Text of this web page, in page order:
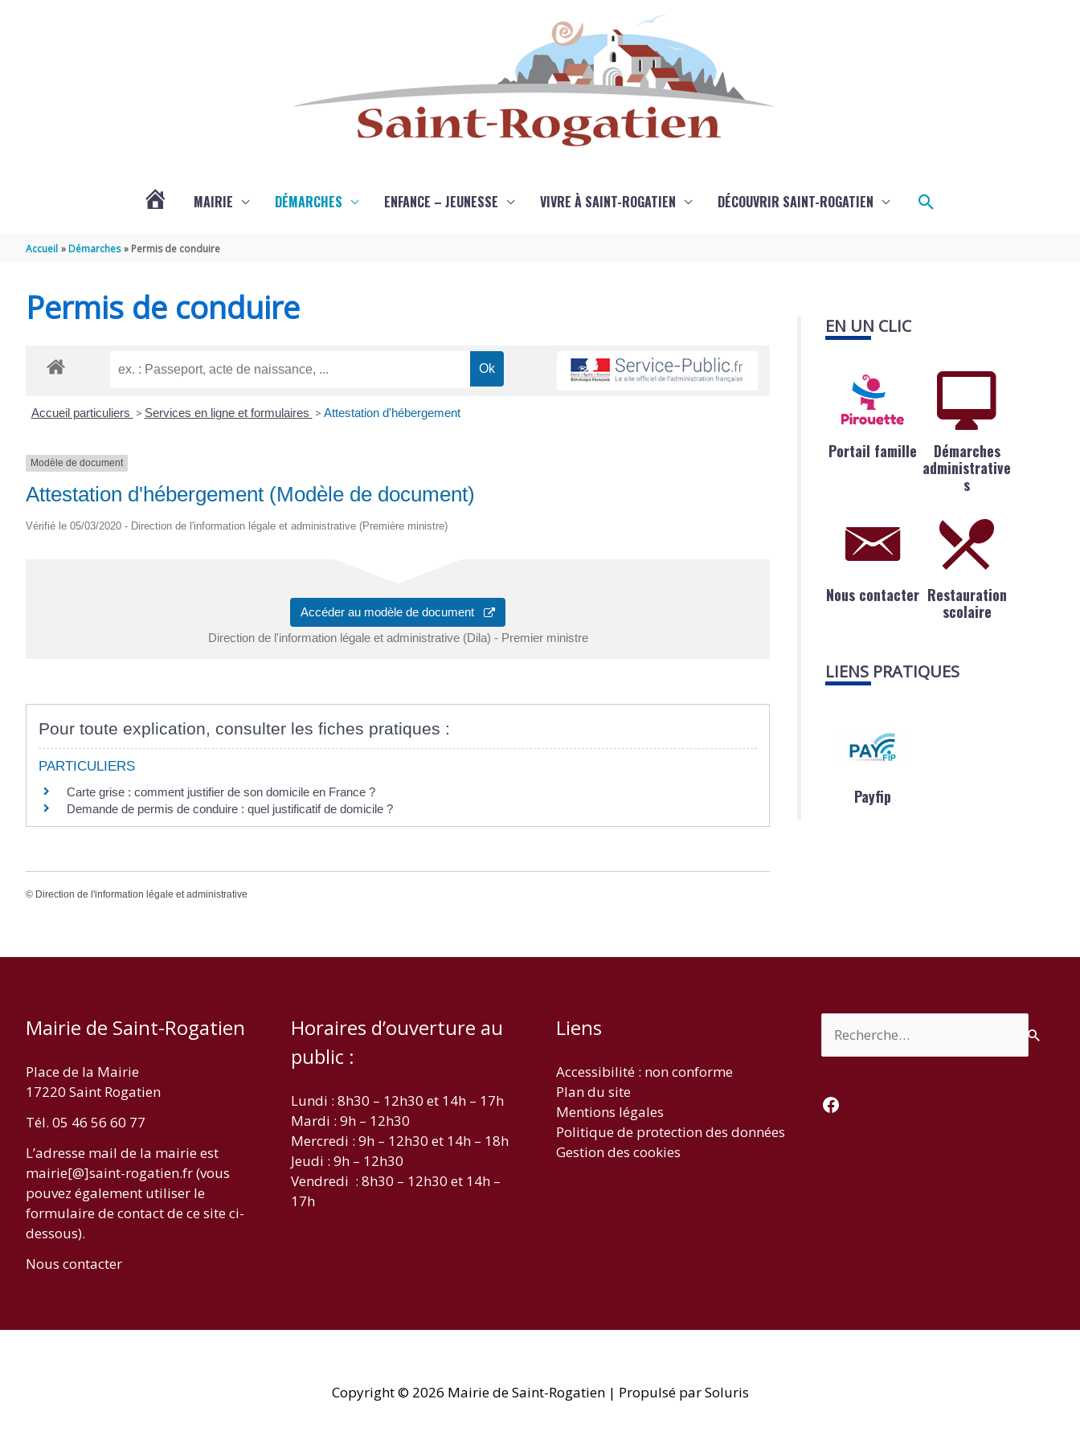
ROGATIEN
MAIRIE DÉMARCHES ENFANCE – JEUNESSE VIVRE À SAINT-ROGATIEN DÉCOUVRIR SAINT-ROGATIEN Rechercher
Accueil Démarches Permis de conduire
Permis de conduire
Accueil particuliers > Services en ligne et formulaires > Attestation d'hébergement
Modèle de document
Attestation d'hébergement (Modèle de document)
Vérifié le 05/03/2020 - Direction de l'information légale et administrative (Première ministre)
Accéder au modèle de document
Direction de l'information légale et administrative (Dila) - Premier ministre
Pour toute explication, consulter les fiches pratiques :
PARTICULIERS
Carte grise : comment justifier de son domicile en France ?
Demande de permis de conduire : quel justificatif de domicile ?
© Direction de l'information légale et administrative
EN UN CLIC
Portail famille
Démarches
administrative
s
Nous contacter Restauration
scolaire
LIENS PRATIQUES
Payfip
Mairie de Saint-Rogatien
Place de la Mairie
17220 Saint Rogatien
Tél. 05 46 56 60 77
L’adresse mail de la mairie est
mairie[@]saint-rogatien.fr (vous
pouvez également utiliser le
formulaire de contact de ce site ci-
dessous).
Nous contacter
Horaires d’ouverture au
public :
Lundi : 8h30 – 12h30 et 14h – 17h
Mardi : 9h – 12h30
Mercredi : 9h – 12h30 et 14h – 18h
Jeudi : 9h – 12h30
Vendredi : 8h30 – 12h30 et 14h –
17h
Liens
Accessibilité : non conforme
Plan du site
Mentions légales
Politique de protection des données
Gestion des cookies
Facebook
Copyright © 2026 Mairie de Saint-Rogatien| Propulsé par Soluris